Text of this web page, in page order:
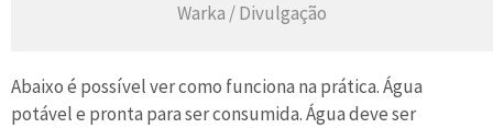
Warka / Divulgação
Abaixo é possível ver como funciona na prática. Água
potável e pronta para ser consumida. Água deve ser